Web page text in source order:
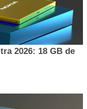
2026: 18 GB de